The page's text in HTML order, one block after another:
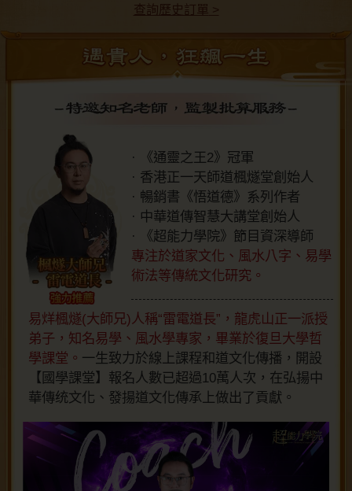
查詢歷史訂單 >
· 《通靈之王2》冠軍
· 香港正一天師道楓燧堂創始人
· 暢銷書《悟道德》系列作者
· 中華道傳智慧大講堂創始人
· 《超能力學院》節目資深導師
專注於道家文化、風水八字、易學
術法等傳統文化研究。
易烊楓燧(大師兄)人稱“雷電道長”，龍虎山正一派授
弟子，知名易學、風水學專家，畢業於復旦大學哲
學課堂。 一生致力於線上課程和道文化傳播，開設
【國學課堂】報名人數已超過10萬人次，在弘揚中
華傳统文化、發揚道文化傳承上做出了貢獻。